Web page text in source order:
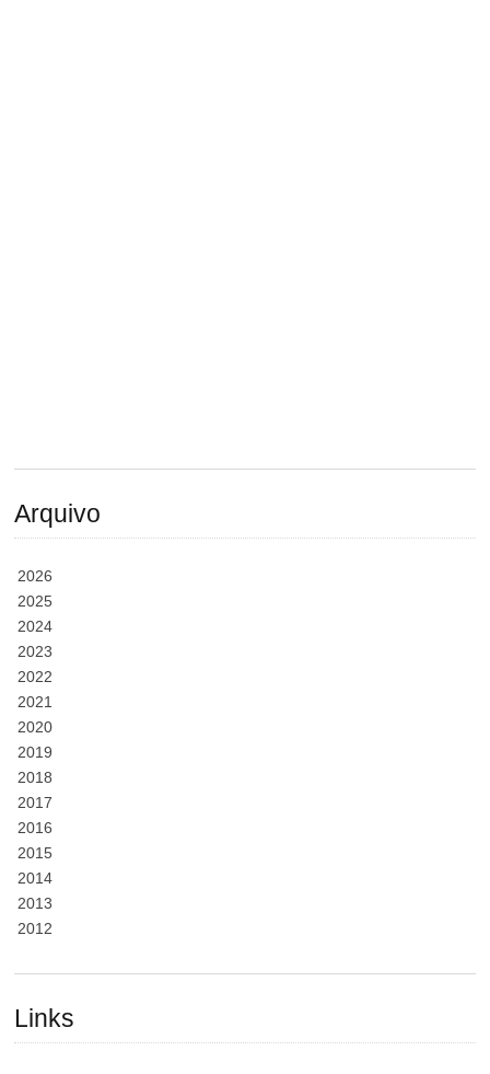
Arquivo
2026
2025
2024
2023
2022
2021
2020
2019
2018
2017
2016
2015
2014
2013
2012
Links